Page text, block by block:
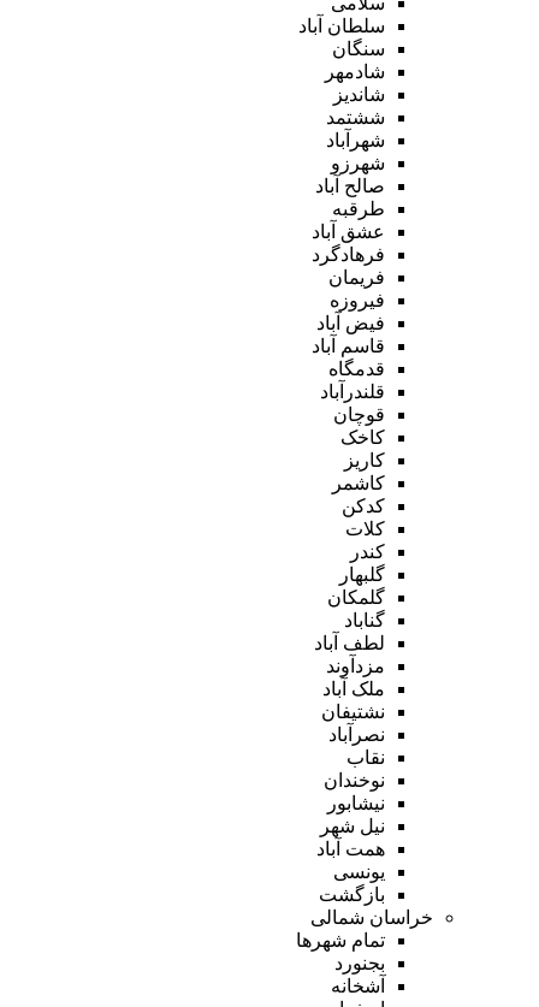
سلطان آباد
سنگان
شادمهر
شاندیز
ششتمد
شهرآباد
شهرزو
صالح آباد
طرقبه
عشق آباد
فرهادگرد
فریمان
فیروزه
فیض آباد
قاسم آباد
قدمگاه
قلندرآباد
قوچان
کاخک
کاریز
کاشمر
کدکن
کلات
کندر
گلبهار
گلمکان
گناباد
لطف آباد
مزدآوند
ملک آباد
نشتیفان
نصرآباد
نقاب
نوخندان
نیشابور
نیل شهر
همت آباد
یونسی
بازگشت
خراسان شمالی
تمام شهر‌ها
بجنورد
آشخانه